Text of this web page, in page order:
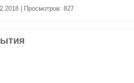
| Просмотров: 827